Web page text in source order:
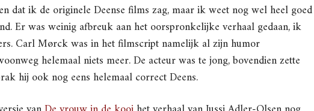
dat ik de originele Deense films zag, maar ik weet nog wel heel goed
Er was weinig afbreuk aan het oorspronkelijke verhaal gedaan, ik
Carl Mørck was in het filmscript namelijk al zijn humor
helemaal niets meer. De acteur was te jong, bovendien zette
hij ook nog eens helemaal correct Deens.